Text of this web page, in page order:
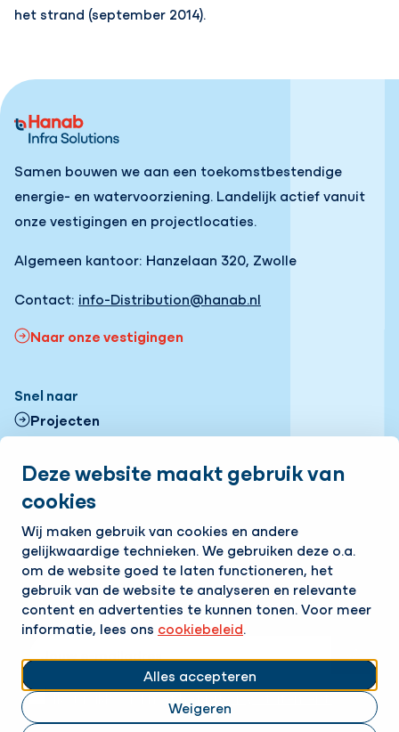
Deze website maakt gebruik van
cookies
Wij maken gebruik van cookies en andere
gelijkwaardige technieken. We gebruiken deze o.a.
om de website goed te laten functioneren, het
gebruik van de website te analyseren en relevante
content en advertenties te kunnen tonen. Voor meer
informatie, lees ons cookiebeleid.
Alles accepteren
Weigeren
het strand (september 2014).
Samen bouwen we aan een toekomstbestendige
energie- en watervoorziening. Landelijk actief vanuit
onze vestigingen en projectlocaties.
Algemeen kantoor: Hanzelaan 320, Zwolle
Contact: info-Distribution@hanab.nl
Naar onze vestigingen
Snel naar
Projecten
Onze vestigingen
LinkedInInstagramFacebook
Op de hoogte blijven van het laatste nieuws?
Ontvang onze nieuwsbrief in je mailbox!
Ik ga akkoord met hetprivacy statement.